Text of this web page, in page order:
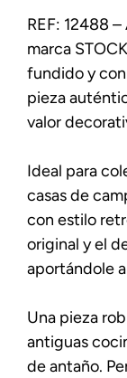
REF: 12488
marca
fundido y
pieza
valor
Ideal para
casas de
con estilo
original y el
aportándole
Una pieza
antiguas
de antaño.